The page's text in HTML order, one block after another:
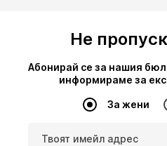
Не
Абонирай се за нашия
информираме за
За жени
Твоят имейл адрес